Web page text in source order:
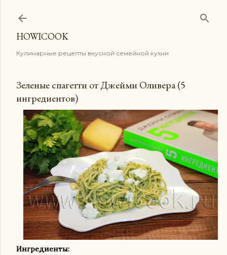
HOWICOOK
Кулинарные рецепты вкусной семейной кухни
Зеленые спагетти от Джейми Оливера (5
ингредиентов)
Ингредиенты: